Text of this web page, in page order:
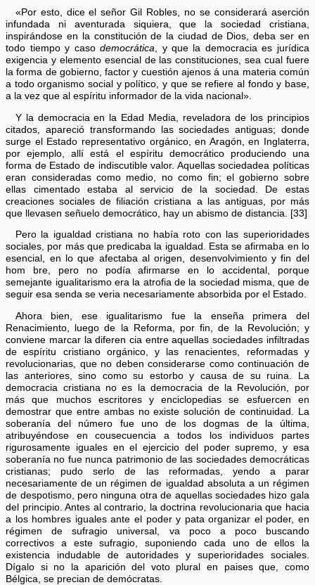
«Por esto, dice el señor Gil Robles, no se considerará aserción
infundada ni aventurada siquiera, que la sociedad cristiana,
inspirándose en la constitución de la ciudad de Dios, deba ser en
todo tiempo y casodemocrática, y que la democracia es jurídica
exigencia y elemento esencial de las constituciones, sea cual fuere
la forma de gobierno, factor y cuestión ajenos á una materia común
a todo organismo social y político, y que se refiere al fondo y base,
a la vez que al espíritu informador de la vida nacional».
Y la democracia en la Edad Media, reveladora de los principios
citados, apareció transformando las sociedades antiguas; donde
surge el Estado representativo orgánico, en Aragón, en Inglaterra,
por ejemplo, allí está el espíritu democrático produciendo una
forma de Estado de indiscutible valor. Aquellas sociedadea políticas
eran consideradas como medio, no como fin; el gobierno sobre
ellas cimentado estaba al servicio de la sociedad. De estas
creaciones sociales de filiación cristiana a las antiguas, por más
que llevasen señuelo democrático, hay un abismo de distancia. [33]
Pero la igualdad cristiana no había roto con las superioridades
sociales, por más que predicaba la igualdad. Esta se afirmaba en lo
esencial, en lo que afectaba al origen, desenvolvimiento y fin del
hom bre, pero no podía afirmarse en lo accidental, porque
semejante igualitarismo era la atrofia de la sociedad misma, que de
seguir esa senda se veria necesariamente absorbida por el Estado.
Ahora bien, ese igualitarismo fue la enseña primera del
Renacimiento, luego de la Reforma, por fin, de la Revolución; y
conviene marcar la diferen cia entre aquellas sociedades infiltradas
de espíritu cristiano orgánico, y las renacientes, reformadas y
revolucionarias, que no deben considerarse como continuación de
las anteriores, sino como su estorbo y causa de su ruina. La
democracia cristiana no es la democracia de la Revolución, por
más que muchos escritores y enciclopedias se esfuercen en
demostrar que entre ambas no existe solución de continuidad. La
soberanía del número fue uno de los dogmas de la última,
atribuyéndose en cousecuencia a todos los individuos partes
rigurosamente iguales en el ejercicio del poder supremo, y esa
soberanía no fue nunca patrimonio de las sociedades democráticas
cristianas; pudo serlo de las reformadas, yendo a parar
necesariamente de un régimen de igualdad absoluta a un régimen
de despotismo, pero ninguna otra de aquellas sociedades hizo gala
del principio. Antes al contrario, la doctrina revolucionaria que hacia
a los hombres iguales ante el poder y pata organizar el poder, en
régimen de sufragio universal, va poco a poco buscando
correctivos a este sufragio, suponiendo cada uno de ellos la
existencia indudable de autoridades y superioridades sociales.
Dígalo si no la aparición del voto plural en paises que, como
Bélgica, se precian de demócratas.